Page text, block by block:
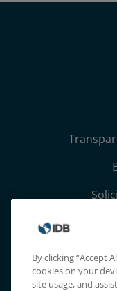
Términos,
By clicking “Accept
cookies on your
site usage, and